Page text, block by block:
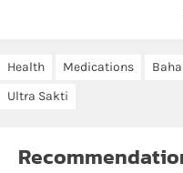
Health Medications
Ultra Sakti